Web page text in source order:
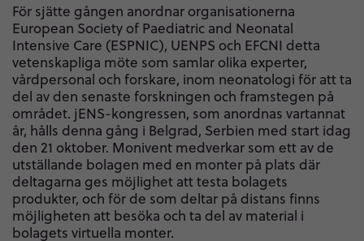
För sjätte gången anordnar organisationerna
European Society of Paediatric and Neonatal
Intensive Care (ESPNIC), UENPS och EFCNI detta
vetenskapliga möte som samlar olika experter,
vårdpersonal och forskare, inom neonatologi för att ta
del av den senaste forskningen och framstegen på
området. jENS-kongressen, som anordnas vartannat
år, hålls denna gång i Belgrad, Serbien med start idag
den 21 oktober. Monivent medverkar som ett av de
utställande bolagen med en monter på plats där
deltagarna ges möjlighet att testa bolagets
produkter, och för de som deltar på distans finns
möjligheten att besöka och ta del av material i
bolagets virtuella monter.